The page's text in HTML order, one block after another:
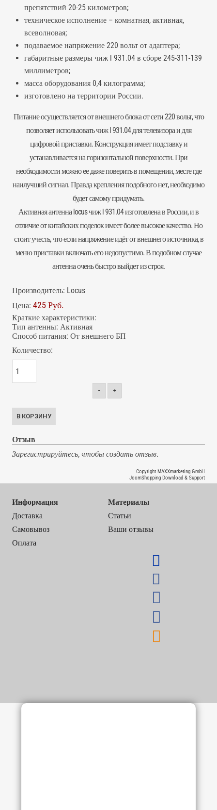
препятствий 20-25 километров;
техническое исполнение – комнатная, активная,
всеволновая;
подаваемое напряжение 220 вольт от адаптера;
габаритные размеры чиж l 931.04 в сборе 245-311-139
миллиметров;
масса оборудования 0,4 килограмма;
изготовлено на территории России.
Питание осуществляется от внешнего блока от сети 220 вольт, что
позволяет использовать чиж l 931.04 для телевизора и для
цифровой приставки. Конструкция имеет подставку и
устанавливается на горизонтальной поверхности. При
необходимости можно ее даже поверить в помещении, месте где
наилучший сигнал. Правда крепления подобного нет, необходимо
будет самому придумать.
Активнаяантеннаlocus чиж l 931.04 изготовлена в России, и в
отличие от китайских поделок имеет более высокое качество. Но
стоит учесть, что если напряжение идёт от внешнего источника, в
меню приставки включать его недопустимо. В подобном случае
антенна очень быстро выйдет из строя.
Производитель: Locus
Цена: 425 Руб.
Краткие характеристики:
Тип антенны: Активная
Способ питания: От внешнего БП
Количество:
- +
Отзыв
Зарегистрируйтесь, чтобы создать отзыв.
Copyright MAXXmarketing GmbH
JoomShopping Download & Support
Информация
Доставка
Самовывоз
Оплата
Материалы
Статьи
Ваши отзывы